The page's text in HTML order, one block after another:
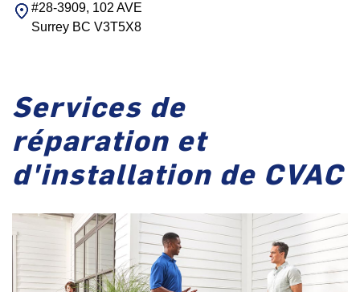
#28-3909, 102 AVE
Surrey BC V3T5X8
Services de
réparation et
d'installation de CVAC